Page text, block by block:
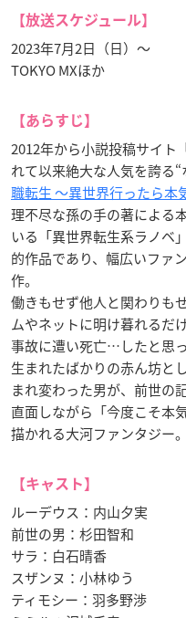
【放送スケジュール】
2023年7月2日（日）〜
TOKYO MXほか
【あらすじ】
2012年から小説投稿サイト
れて以来絶大な人気を誇る
職転生 ～異世界行ったら本
理不尽な孫の手の著による
いる「異世界転生系ラノベ
的作品であり、幅広いファ
作。
働きもせず他人と関わりも
ムやネットに明け暮れるだ
事故に遭い死亡…したと思
生まれたばかりの赤ん坊と
まれ変わった男が、前世の
直面しながら「今度こそ本
描かれる大河ファンタジー。
【キャスト】
ルーデウス：内山夕実
前世の男：杉田智和
サラ：白石晴香
スザンヌ：小林ゆう
ティモシー：羽多野渉